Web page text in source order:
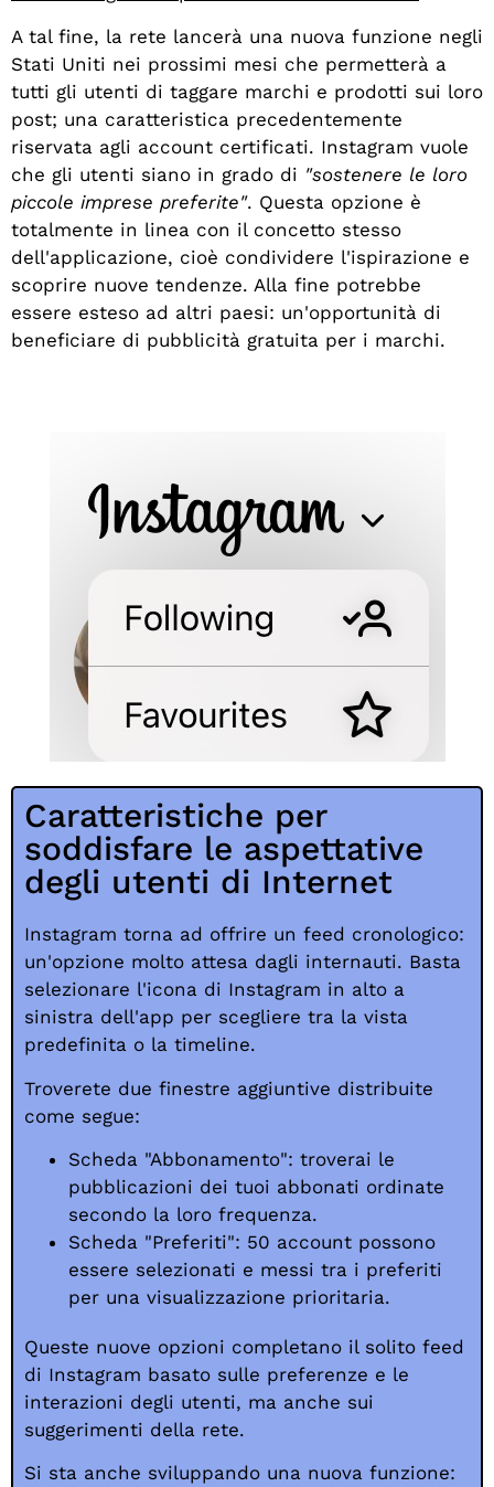
A tal fine, la rete lancerà una nuova funzione negli
Stati Uniti nei prossimi mesi che permetterà a
tutti gli utenti di taggare marchi e prodotti sui loro
post; una caratteristica precedentemente
riservata agli account certificati. Instagram vuole
che gli utenti siano in grado di "sostenere le loro
piccole imprese preferite". Questa opzione è
totalmente in linea con il concetto stesso
dell'applicazione, cioè condividere l'ispirazione e
scoprire nuove tendenze. Alla fine potrebbe
essere esteso ad altri paesi: un'opportunità di
beneficiare di pubblicità gratuita per i marchi.
Caratteristiche per
soddisfare le aspettative
degli utenti di Internet
Instagram torna ad offrire un feed cronologico:
un'opzione molto attesa dagli internauti. Basta
selezionare l'icona di Instagram in alto a
sinistra dell'app per scegliere tra la vista
predefinita o la timeline.
Troverete due finestre aggiuntive distribuite
come segue:
Scheda "Abbonamento": troverai le
pubblicazioni dei tuoi abbonati ordinate
secondo la loro frequenza.
Scheda "Preferiti": 50 account possono
essere selezionati e messi tra i preferiti
per una visualizzazione prioritaria.
Queste nuove opzioni completano il solito feed
di Instagram basato sulle preferenze e le
interazioni degli utenti, ma anche sui
suggerimenti della rete.
Si sta anche sviluppando una nuova funzione: